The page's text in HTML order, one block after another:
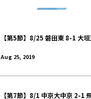
【第5節】8/25 磐田東 8-1 大
Aug 25, 2019
【第7節】8/1 中京大中京 2-1